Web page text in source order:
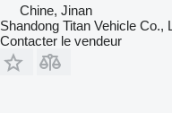
Chine, Jinan
Shandong Titan Vehicle Co.,
Contacter le vendeur